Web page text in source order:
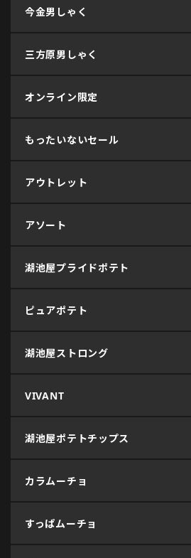
今金男しゃく
三方原男しゃく
オンライン限定
もったいないセール
アウトレット
アソート
湖池屋プライドポテト
ピュアポテト
湖池屋ストロング
VIVANT
湖池屋ポテトチップス
カラムーチョ
すっぱムーチョ